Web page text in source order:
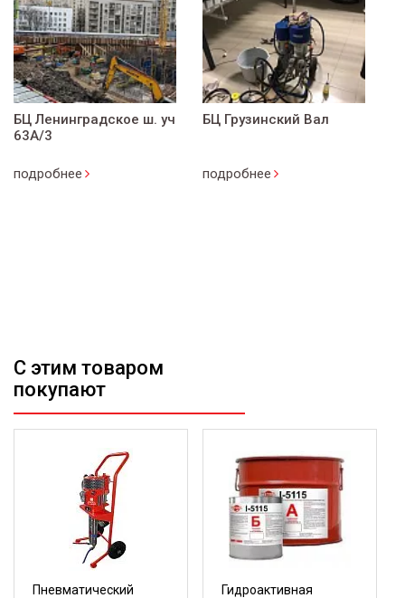
БЦ Ленинградское ш. уч
63А/3
подробнее
БЦ Грузинский Вал
подробнее
С этим товаром
покупают
Пневматический
Гидроактивная